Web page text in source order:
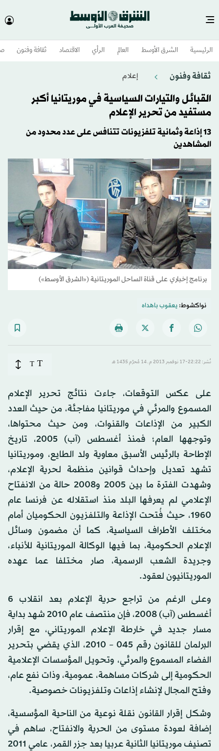
الرئيسية الشرق الأوسط​ العالم الرأي الاقتصاد ثقافة وفنون
ثقافة وفنون إعلام
القبائل والتيارات السياسية في موريتانيا أكبر
مستفيد من تحرير الإعلام
13 إذاعة وثمانية تلفزيونات تتنافس على عدد محدود من
المشاهدين
برنامج إخباري على قناة الساحل الموريتانية («الشرق الأوسط»)
نواكشوط:يعقوب باهداه
نُشر: 22:22-17 نوفمبر 2013 م ـ 14 مُحرَّم 1435 هـ T
T
على عكس التوقعات، جاءت نتائج تحرير الإعلام
المسموع والمرئي في موريتانيا مفاجئة، من حيث العدد
الكبير من الإذاعات والقنوات، ومن حيث محتواها،
وتوجهها العام؛ فمنذ أغسطس (آب) 2005، تاريخ
الإطاحة بالرئيس الأسبق معاوية ولد الطايع، وموريتانيا
تشهد تعديل وإحداث قوانين منظمة لحرية الإعلام،
وشهدت الفترة ما بين 2005 و2008 حالة من الانفتاح
الإعلامي لم يعرفها البلد منذ استقلاله عن فرنسا عام
1960، حيث فُتحت الإذاعة والتلفزيون الحكوميان أمام
مختلف الأطراف السياسية، كما أن مضمون وسائل
الإعلام الحكومية، بما فيها الوكالة الموريتانية للأنباء،
وجريدة الشعب الرسمية، صار مختلفا عما عهده
الموريتانيون لعقود.
وعلى الرغم من تراجع حرية الإعلام بعد انقلاب 6
أغسطس (آب) 2008، فإن منتصف عام 2010 شهد بداية
مسار جديد في خارطة الإعلام الموريتاني، مع إقرار
البرلمان للقانون رقم 045 – 2010، الذي يقضي بتحرير
الفضاء المسموع والمرئي، وتحويل المؤسسات الإعلامية
الحكومية إلى شركات مساهمة، عمومية، وذات نفع عام،
وفتح المجال لإنشاء إذاعات وتلفزيونات خصوصية.
وشكل إقرار القانون نقلة نوعية من الناحية المؤسسية،
إضافة لعودة مستوى من الحرية والانفتاح، ساهم في
تصنيف موريتانيا الثانية عربيا بعد جزر القمر، عامي 2011